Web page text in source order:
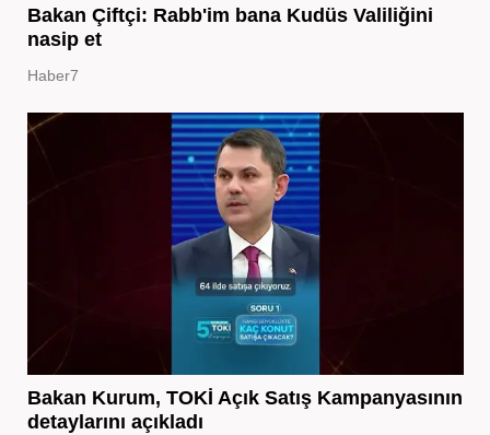
Bakan Çiftçi: Rabb'im bana Kudüs Valiliğini
nasip et
Haber7
Bakan Kurum, TOKİ Açık Satış Kampanyasının
detaylarını açıkladı